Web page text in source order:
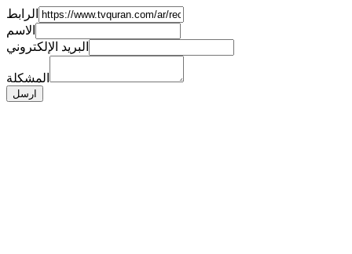
الرابط
الاسم
البريد الإلكتروني
المشكلة
ارسل